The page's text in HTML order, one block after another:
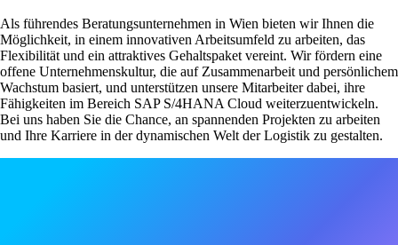
Als führendes Beratungsunternehmen in Wien bieten wir Ihnen die
Möglichkeit, in einem innovativen Arbeitsumfeld zu arbeiten, das
Flexibilität und ein attraktives Gehaltspaket vereint. Wir fördern eine
offene Unternehmenskultur, die auf Zusammenarbeit und persönlichem
Wachstum basiert, und unterstützen unsere Mitarbeiter dabei, ihre
Fähigkeiten im Bereich SAP S/4HANA Cloud weiterzuentwickeln.
Bei uns haben Sie die Chance, an spannenden Projekten zu arbeiten
und Ihre Karriere in der dynamischen Welt der Logistik zu gestalten.